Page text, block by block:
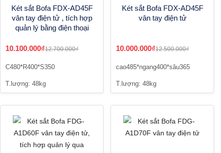
Két sắt Bofa FDX-AD45F
vân tay điện tử , tích hợp
quản lý bằng điện thoại
10.100.000₫12.700.000₫
C480*R400*S350
T.lượng: 48kg
Két sắt Bofa FDX-AD45F
vân tay điện tử
10.000.000₫12.500.000₫
cao485*ngang400*sâu365
T.lượng: 48kg